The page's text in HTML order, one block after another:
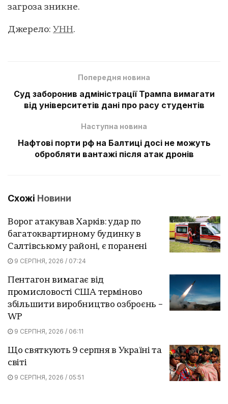
загроза зникне.
Джерело: УНН.
Попередня новина
Суд заборонив адміністрації Трампа вимагати
від університетів дані про расу студентів
Наступна новина
Нафтові порти рф на Балтиці досі не можуть
обробляти вантажі після атак дронів
Схожі Новини
Ворог атакував Харків: удар по
багатоквартирному будинку в
Салтівському районі, є поранені
9 СЕРПНЯ, 2026 / 07:24
Пентагон вимагає від
промисловості США терміново
збільшити виробництво озброєнь –
WP
9 СЕРПНЯ, 2026 / 06:11
Що святкують 9 серпня в Україні та
світі
9 СЕРПНЯ, 2026 / 05:51